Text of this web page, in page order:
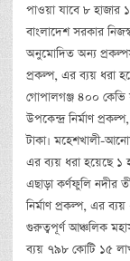
পাওয়া যাবে ৮ হাজার
বাংলাদেশ সরকার
অনুমোদিত অন্য
প্রকল্প, এর ব্যয় ধরা
গোপালগঞ্জ ৪০০ কেভি
উপকেন্দ্র নির্মাণ
টাকা। মহেশখালী-
এর ব্যয় ধরা হয়েছে ১
এছাড়া কর্ণফুলি নদীর
নির্মাণ প্রকল্প, এর
গুরুত্বপূর্ণ আঞ্চলিক
ব্যয় ৭৯৮ কোটি ১৫